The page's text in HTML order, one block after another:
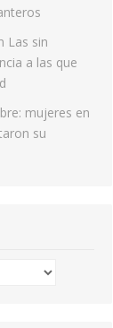
Las sin
a las que
mujeres en
su